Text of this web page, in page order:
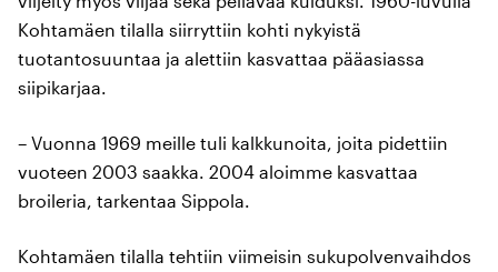
Kohtamäen tilalla siirryttiin kohti nykyistä
tuotantosuuntaa ja alettiin kasvattaa pääasiassa
siipikarjaa.
– Vuonna 1969 meille tuli kalkkunoita, joita pidettiin
vuoteen 2003 saakka. 2004 aloimme kasvattaa
broileria, tarkentaa Sippola.
Kohtamäen tilalla tehtiin viimeisin sukupolvenvaihdos